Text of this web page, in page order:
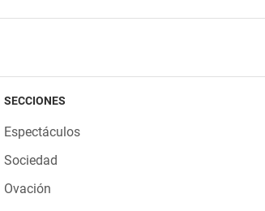
SECCIONES
Espectáculos
Sociedad
Ovación